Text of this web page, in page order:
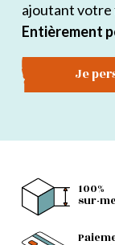
ajoutant
Entièrement
Je
100%
sur-